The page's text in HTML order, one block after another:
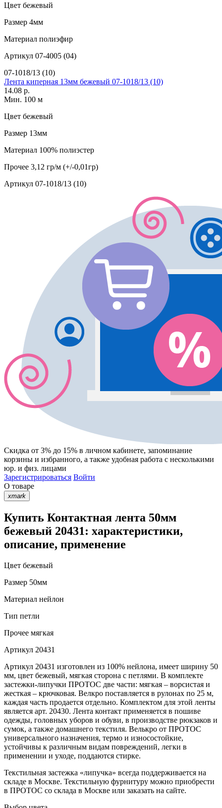
Цвет бежевый
Размер 4мм
Материал полиэфир
Артикул 07-4005 (04)
07-1018/13 (10)
Лента киперная 13мм бежевый 07-1018/13 (10)
14.08 р.
Мин. 100 м
Цвет бежевый
Размер 13мм
Материал 100% полиэстер
Прочее 3,12 гр/м (+/-0,01гр)
Артикул 07-1018/13 (10)
Скидка от 3% до 15% в личном кабинете, запоминание
корзины и избранного, а также удобная работа с несколькими
юр. и физ. лицами
Зарегистрироваться Войти
О товаре
xmark
Купить Контактная лента 50мм
бежевый 20431: характеристики,
описание, применение
Цвет бежевый
Размер 50мм
Материал нейлон
Тип петли
Прочее мягкая
Артикул 20431
Артикул 20431 изготовлен из 100% нейлона, имеет ширину 50
мм, цвет бежевый, мягкая сторона с петлями. В комплекте
застежки-липучки ПРОТОС две части: мягкая – ворсистая и
жесткая – крючковая. Велкро поставляется в рулонах по 25 м,
каждая часть продается отдельно. Комплектом для этой ленты
является арт. 20430. Лента контакт применяется в пошиве
одежды, головных уборов и обуви, в производстве рюкзаков и
сумок, а также домашнего текстиля. Велькро от ПРОТОС
универсального назначения, термо и износостойкие,
устойчивы к различным видам повреждений, легки в
применении и уходе, поддаются стирке.
Текстильная застежка «липучка» всегда поддерживается на
складе в Москве. Текстильную фурнитуру можно приобрести
в ПРОТОС со склада в Москве или заказать на сайте.